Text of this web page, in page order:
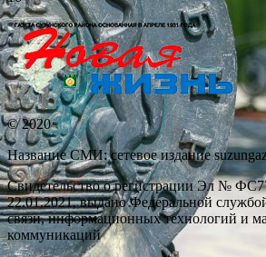
© 2020
Название СМИ: cетевое издание
Свидетельство о регистрации Эл №
22.01.2021, выдано Федеральной
связи, информационных технологий и
коммуникаций